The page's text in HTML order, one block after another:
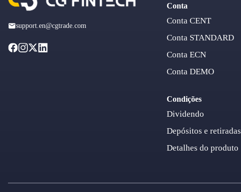
support.en@cgtrade.com
Conta
Conta CENT
Conta STANDARD
Conta ECN
Conta DEMO
Condições
Dividendo
Depósitos e retiradas
Detalhes do produto